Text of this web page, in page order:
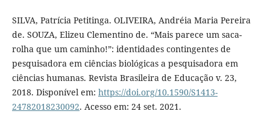
SILVA, Patrícia Petitinga. OLIVEIRA, Andréia Maria Pereira
de. SOUZA, Elizeu Clementino de. “Mais parece um saca-
rolha que um caminho!”: identidades contingentes de
pesquisadora em ciências biológicas a pesquisadora em
ciências humanas. Revista Brasileira de Educação v. 23,
2018. Disponível em: https://doi.org/10.1590/S1413-
24782018230092. Acesso em: 24 set. 2021.